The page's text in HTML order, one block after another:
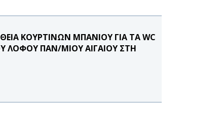
ΚΟΥΡΤΙΝΩΝ ΜΠΑΝΙΟΥ ΓΙΑ ΤΑ WC
ΛΟΦΟΥ ΠΑΝ/ΜΙΟΥ ΑΙΓΑΙΟΥ ΣΤΗ